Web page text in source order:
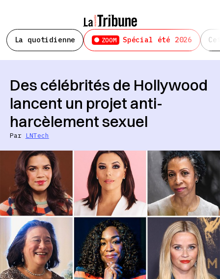
La quotidienne ZOOM Spécial été 2026
Des célébrités de Hollywood
lancent un projet anti-
harcèlement sexuel
Par LNTech